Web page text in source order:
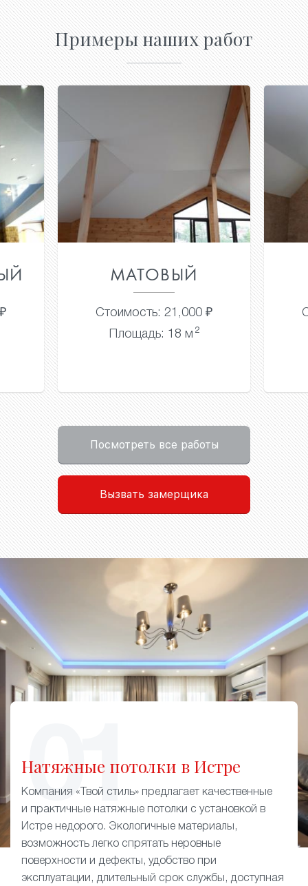
Примеры наших работ
21,000 ₽
18 м
МАТОВЫЙ
Стоимость: 21,000 ₽
Площадь: 18 м
Посмотреть все работы
Вызвать замерщика
Натяжные потолки в Истре
Компания «Твой стиль» предлагает качественные
и практичные натяжные потолки с установкой в
Истре недорого. Экологичные материалы,
возможность легко спрятать неровные
поверхности и дефекты, удобство при
эксплуатации, длительный срок службы, доступная